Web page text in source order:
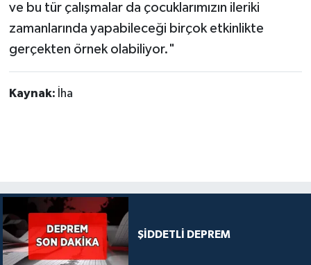
ve bu tür çalışmalar da çocuklarımızın ileriki
zamanlarında yapabileceği birçok etkinlikte
gerçekten örnek olabiliyor."
Kaynak: İha
ŞİDDETLİ DEPREM